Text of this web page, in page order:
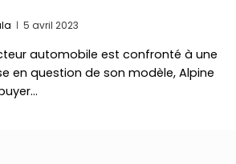
5 avril 2023
automobile est confronté à une
en question de son modèle, Alpine